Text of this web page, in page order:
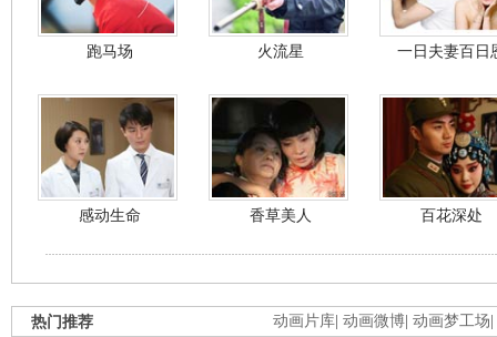
跑马场 火流星 一日夫妻百日
感动生命 香草美人 百花深处
动画片库 动画微博 动画梦工场
热门推荐